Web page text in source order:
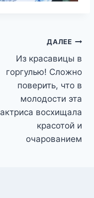
ДАЛЕЕ
Из красавицы в
горгулью! Сложно
поверить, что в
молодости эта
актриса восхищала
красотой и
очарованием